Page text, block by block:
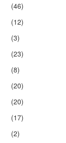
(46)
(12)
(3)
(23)
(8)
(20)
(20)
(17)
(2)